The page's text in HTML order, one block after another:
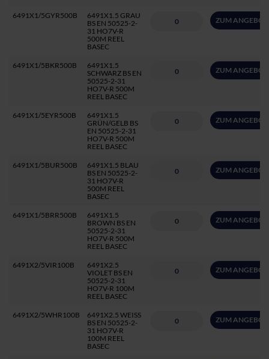
6491X1/5GYR500B
6491X1.5 GRAU
BS EN 50525-2-
31 HO7V-R
500M REEL
BASEC
ZUM
6491X1/5BKR500B
6491X1.5
SCHWARZ BS EN
50525-2-31
HO7V-R 500M
REEL BASEC
ZUM
6491X1/5EYR500B
6491X1.5
GRÜN/GELB BS
EN 50525-2-31
HO7V-R 500M
REEL BASEC
ZUM
6491X1/5BUR500B
6491X1.5 BLAU
BS EN 50525-2-
31 HO7V-R
500M REEL
BASEC
ZUM
6491X1/5BRR500B
6491X1.5
BROWN BS EN
50525-2-31
HO7V-R 500M
REEL BASEC
ZUM
6491X2/5VIR100B
6491X2.5
VIOLET BS EN
50525-2-31
HO7V-R 100M
REEL BASEC
ZUM
6491X2/5WHR100B
6491X2.5 WEISS
BS EN 50525-2-
31 HO7V-R
100M REEL
BASEC
ZUM